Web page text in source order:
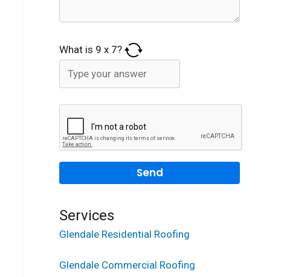
What is 9 x 7?
Services
Glendale Residential Roofing
Glendale Commercial Roofing